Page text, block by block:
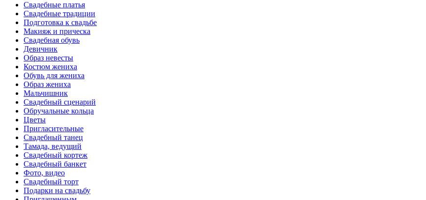
Свадебные платья
Свадебные традиции
Подготовка к свадьбе
Макияж и прическа
Свадебная обувь
Девичник
Образ невесты
Костюм жениха
Обувь для жениха
Образ жениха
Мальчишник
Свадебный сценарий
Обручальные кольца
Цветы
Пригласительные
Свадебный танец
Тамада, ведущий
Свадебный кортеж
Свадебный банкет
Фото, видео
Свадебный торт
Подарки на свадьбу